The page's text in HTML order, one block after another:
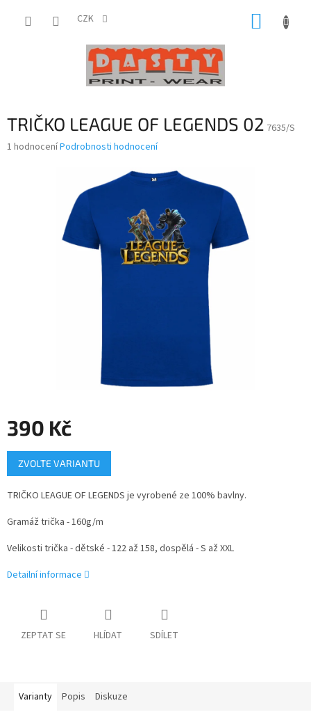
CZK
TRIČKO LEAGUE OF LEGENDS 02 7635/S
Průměrné
1 hodnoceníPodrobnosti hodnocení
390 Kč
Měrná
cena:
ZVOLTE VARIANTU
TRIČKO LEAGUE OF LEGENDS je vyrobené ze 100% bavlny.
Gramáž trička - 160g/m
Velikosti trička - dětské - 122 až 158, dospělá - S až XXL
Detailní informace
ZEPTAT SE HLÍDAT SDÍLET
Varianty Popis Diskuze